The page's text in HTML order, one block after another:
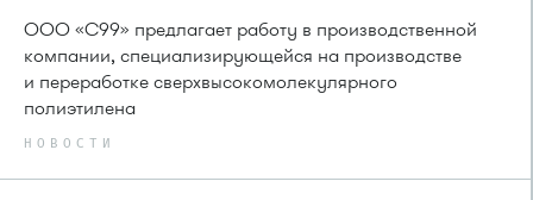
ООО «С99» предлагает работу в производственной
компании, специализирующейся на производстве
и переработке сверхвысокомолекулярного
полиэтилена
НОВОСТИ